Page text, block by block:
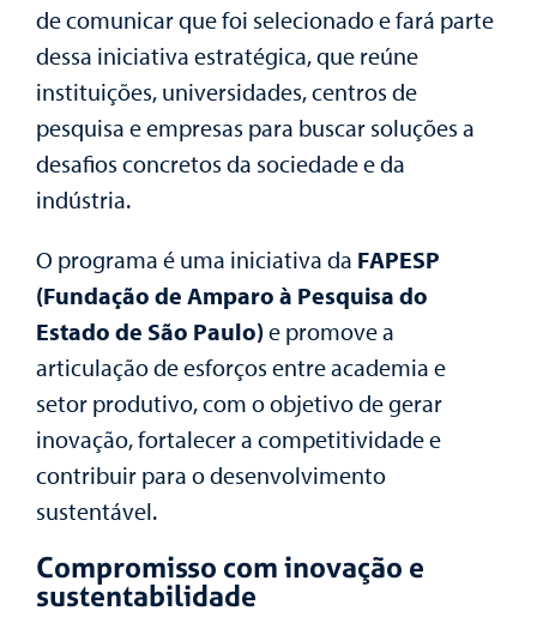
de comunicar que foi selecionado e fará parte
dessa iniciativa estratégica, que reúne
instituições, universidades, centros de
pesquisa e empresas para buscar soluções a
desafios concretos da sociedade e da
indústria.
O programa é uma iniciativa da FAPESP
(Fundação de Amparo à Pesquisa do
Estado de São Paulo) e promove a
articulação de esforços entre academia e
setor produtivo, com o objetivo de gerar
inovação, fortalecer a competitividade e
contribuir para o desenvolvimento
sustentável.
Compromisso com inovação e
sustentabilidade